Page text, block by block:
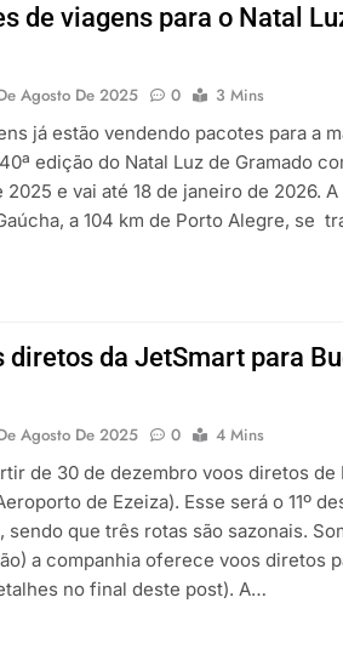
de viagens para o Natal
Agosto De 2025 0
3 Mins
já estão vendendo pacotes para a
edição do Natal Luz de Gramado
e vai até 18 de janeiro de 2026.
a 104 km de Porto Alegre, se
diretos da JetSmart para
Agosto De 2025 0
4 Mins
de 30 de dezembro voos diretos de
de Ezeiza). Esse será o 11º
sendo que três rotas são sazonais.
a companhia oferece voos diretos
no final deste post). A…